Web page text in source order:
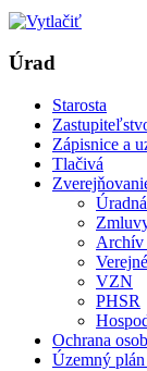
Úrad
Starosta
Zápisnice a
Tlačivá
Archív
VZN
PHSR
Ochrana
Územný